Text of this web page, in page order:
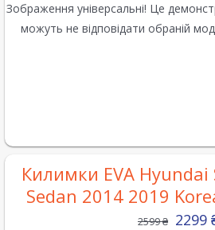
Зображення універсальні! Це
можуть не відповідати обраній
Килимки EVA Hyundai
Sedan 2014 2019
2599₴ 2299